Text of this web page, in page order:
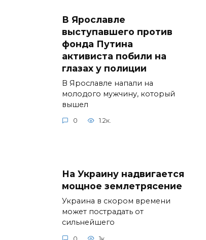
В Ярославле
выступавшего против
фонда Путина
активиста побили на
глазах у полиции
В Ярославле напали на
молодого мужчину, который
вышел
0 1.2к.
На Украину надвигается
мощное землетрясение
Украина в скором времени
может пострадать от
сильнейшего